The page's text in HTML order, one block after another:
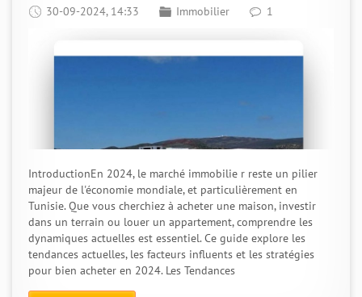
30-09-2024, 14:33 Immobilier 1
IntroductionEn 2024, le marché immobilie r reste un pilier
majeur de l'économie mondiale, et particulièrement en
Tunisie. Que vous cherchiez à acheter une maison, investir
dans un terrain ou louer un appartement, comprendre les
dynamiques actuelles est essentiel. Ce guide explore les
tendances actuelles, les facteurs influents et les stratégies
pour bien acheter en 2024. Les Tendances